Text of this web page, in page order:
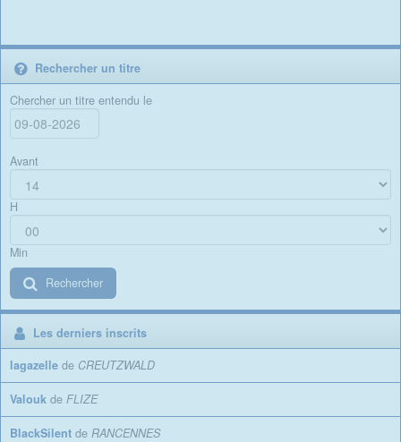
Rechercher un titre
Chercher un titre entendu le
Avant
H
Min
Rechercher
Les derniers inscrits
lagazelle de CREUTZWALD
Valouk de FLIZE
BlackSilent de RANCENNES